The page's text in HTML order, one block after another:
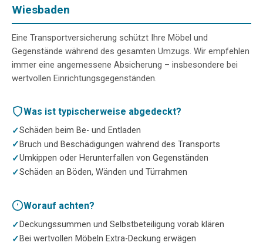
Wiesbaden
Eine Transportversicherung schützt Ihre Möbel und
Gegenstände während des gesamten Umzugs. Wir empfehlen
immer eine angemessene Absicherung – insbesondere bei
wertvollen Einrichtungsgegenständen.
Was ist typischerweise abgedeckt?
Schäden beim Be- und Entladen
Bruch und Beschädigungen während des Transports
Umkippen oder Herunterfallen von Gegenständen
Schäden an Böden, Wänden und Türrahmen
Worauf achten?
Deckungssummen und Selbstbeteiligung vorab klären
Bei wertvollen Möbeln Extra-Deckung erwägen